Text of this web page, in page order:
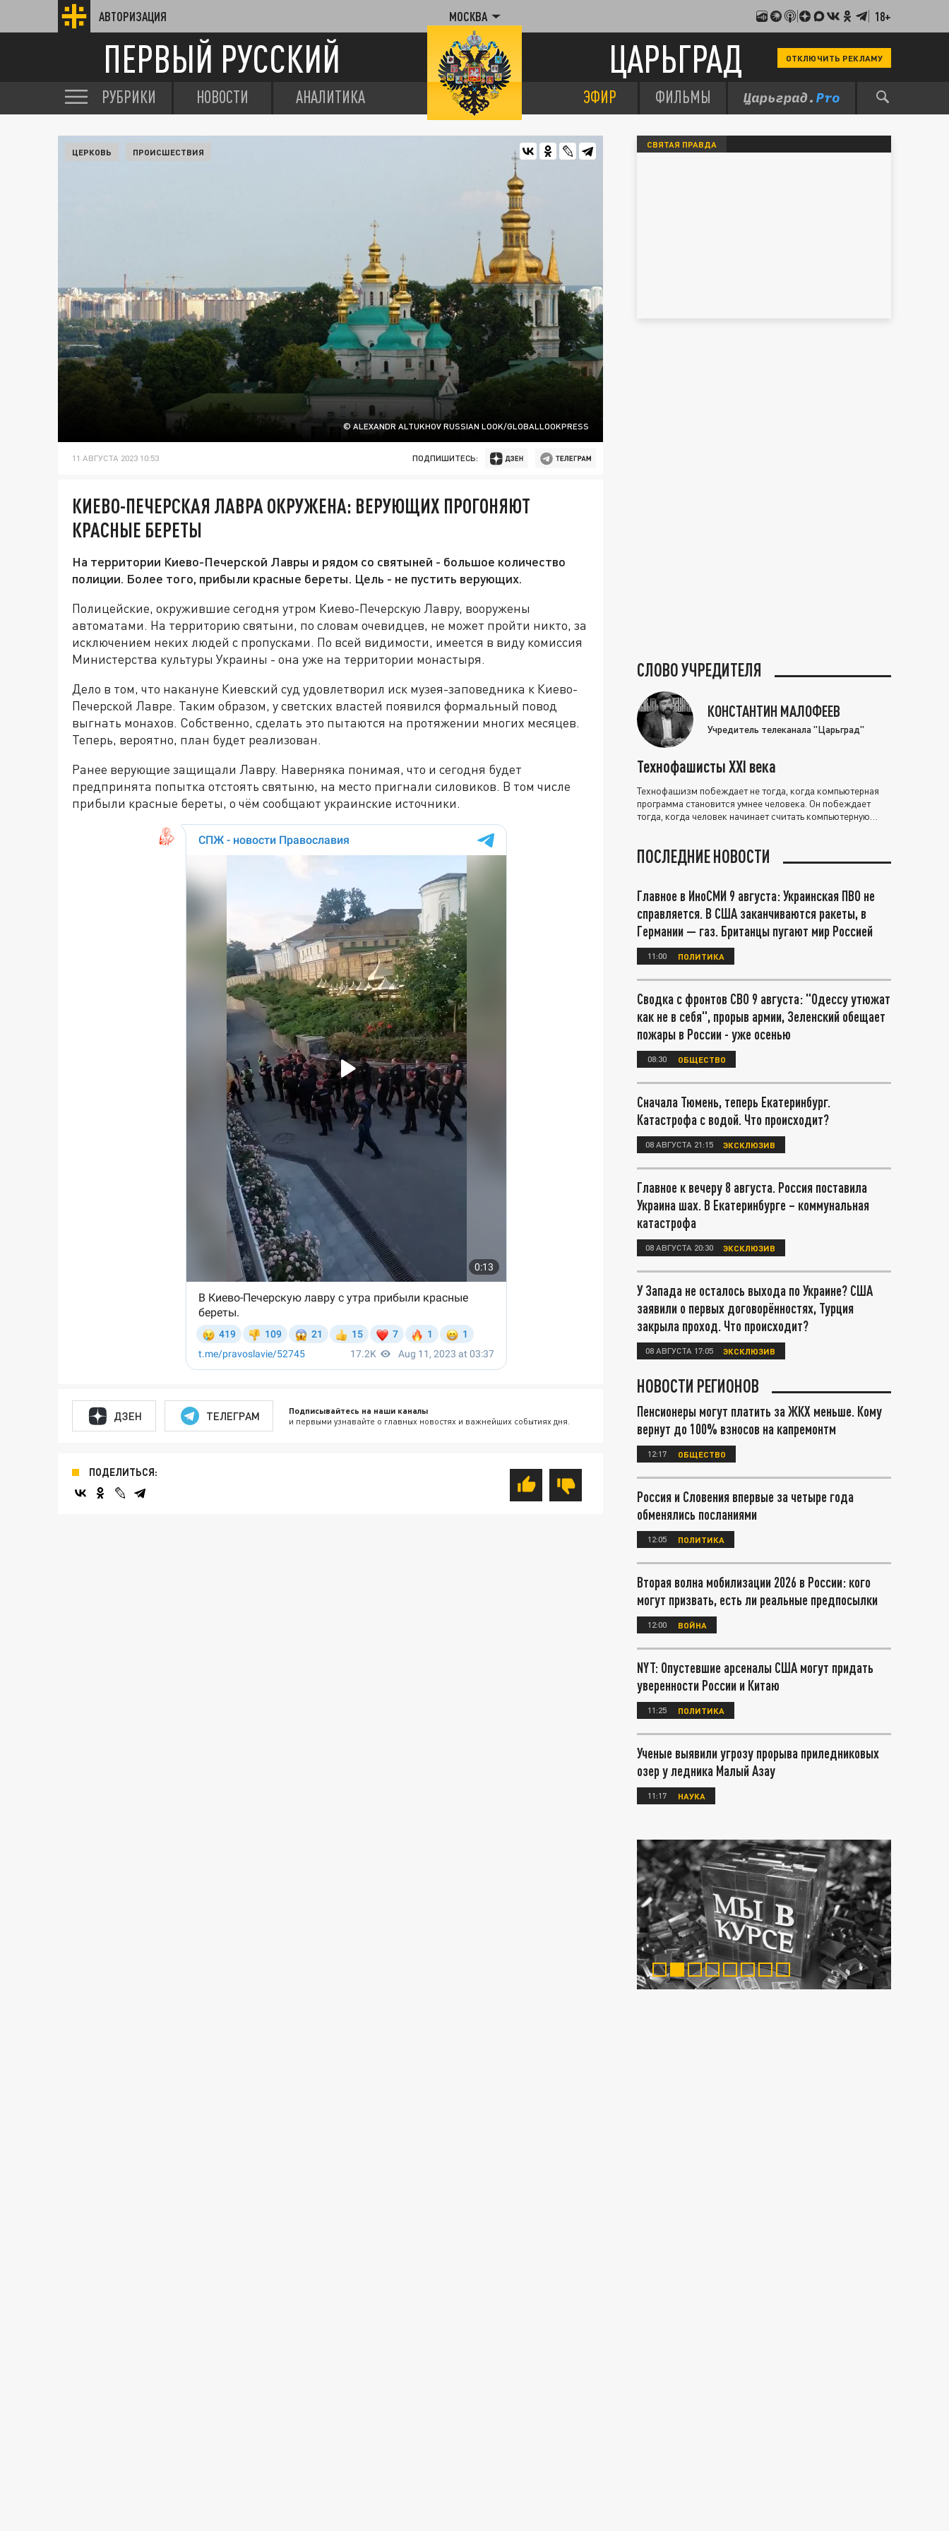
АВТОРИЗАЦИЯ МОСКВА 18+
ПЕРВЫЙ РУССКИЙ ЦАРЬГРАД ОТКЛЮЧИТЬ РЕКЛАМУ
РУБРИКИ НОВОСТИ АНАЛИТИКА ЭФИР ФИЛЬМЫ
© ALEXANDR ALTUKHOV RUSSIAN LOOK/GLOBALLOOKPRESS
ЦЕРКОВЬ ПРОИСШЕСТВИЯ
11 АВГУСТА 2023 10:53 ПОДПИШИТЕСЬ:
КИЕВО-ПЕЧЕРСКАЯ ЛАВРА ОКРУЖЕНА: ВЕРУЮЩИХ ПРОГОНЯЮТ
КРАСНЫЕ БЕРЕТЫ
На территории Киево-Печерской Лавры и рядом со святыней - большое количество
полиции. Более того, прибыли красные береты. Цель - не пустить верующих.
Полицейские, окружившие сегодня утром Киево-Печерскую Лавру, вооружены
автоматами. На территорию святыни, по словам очевидцев, не может пройти никто, за
исключением неких людей с пропусками. По всей видимости, имеется в виду комиссия
Министерства культуры Украины - она уже на территории монастыря.
Дело в том, что накануне Киевский суд удовлетворил иск музея-заповедника к Киево-
Печерской Лавре. Таким образом, у светских властей появился формальный повод
выгнать монахов. Собственно, сделать это пытаются на протяжении многих месяцев.
Теперь, вероятно, план будет реализован.
Ранее верующие защищали Лавру. Наверняка понимая, что и сегодня будет
предпринята попытка отстоять святыню, на место пригнали силовиков. В том числе
прибыли красные береты, о чём сообщают украинские источники.
ДЗЕН ТЕЛЕГРАМ Подписывайтесь на наши каналы
и первыми узнавайте о главных новостях и важнейших событиях дня.
ПОДЕЛИТЬСЯ:
СВЯТАЯ ПРАВДА
СЛОВО УЧРЕДИТЕЛЯ
КОНСТАНТИН МАЛОФЕЕВ
Учредитель телеканала "Царьград"
Технофашисты XXI века
Технофашизм побеждает не тогда, когда компьютерная
программа становится умнее человека. Он побеждает
тогда, когда человек начинает считать компьютерную
ПОСЛЕДНИЕ НОВОСТИ
Главное в ИноСМИ 9 августа: Украинская ПВО не
справляется. В США заканчиваются ракеты, в
Германии — газ. Британцы пугают мир Россией
11:00 ПОЛИТИКА
Сводка с фронтов СВО 9 августа: "Одессу утюжат
как не в себя", прорыв армии, Зеленский обещает
пожары в России - уже осенью
08:30 ОБЩЕСТВО
Сначала Тюмень, теперь Екатеринбург.
Катастрофа с водой. Что происходит?
08 АВГУСТА 21:15 ЭКСКЛЮЗИВ
Главное к вечеру 8 августа. Россия поставила
Украина шах. В Екатеринбурге – коммунальная
катастрофа
08 АВГУСТА 20:30 ЭКСКЛЮЗИВ
У Запада не осталось выхода по Украине? США
заявили о первых договорённостях, Турция
закрыла проход. Что происходит?
08 АВГУСТА 17:05 ЭКСКЛЮЗИВ
НОВОСТИ РЕГИОНОВ
Пенсионеры могут платить за ЖКХ меньше. Кому
вернут до 100% взносов на капремонтм
12:17 ОБЩЕСТВО
Россия и Словения впервые за четыре года
обменялись посланиями
12:05 ПОЛИТИКА
Вторая волна мобилизации 2026 в России: кого
могут призвать, есть ли реальные предпосылки
12:00 ВОЙНА
NYT: Опустевшие арсеналы США могут придать
уверенности России и Китаю
11:25 ПОЛИТИКА
Ученые выявили угрозу прорыва приледниковых
озер у ледника Малый Азау
11:17 НАУКА